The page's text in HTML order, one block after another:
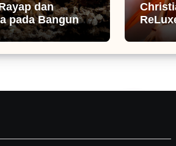
dan
pada Bangunan